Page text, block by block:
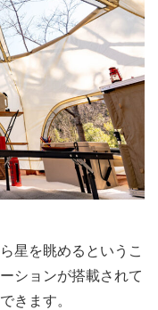
星を眺めるというこ
ションが搭載されて
きます。